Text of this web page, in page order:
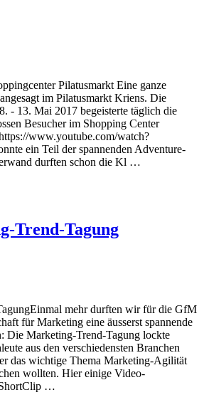
Pilatusmarkt Eine ganze
im Pilatusmarkt Kriens. Die
- 13. Mai 2017 begeisterte täglich die
Besucher im Shopping Center
www.youtube.com/watch?
ein Teil der spannenden Adventure-
durften schon die Kl …
Trend-Tagung
mehr durften wir für die GfM
für Marketing eine äusserst spannende
Die Marketing-Trend-Tagung lockte
aus den verschiedensten Branchen
das wichtige Thema Marketing-Agilität
wollten. Hier einige Video-
…